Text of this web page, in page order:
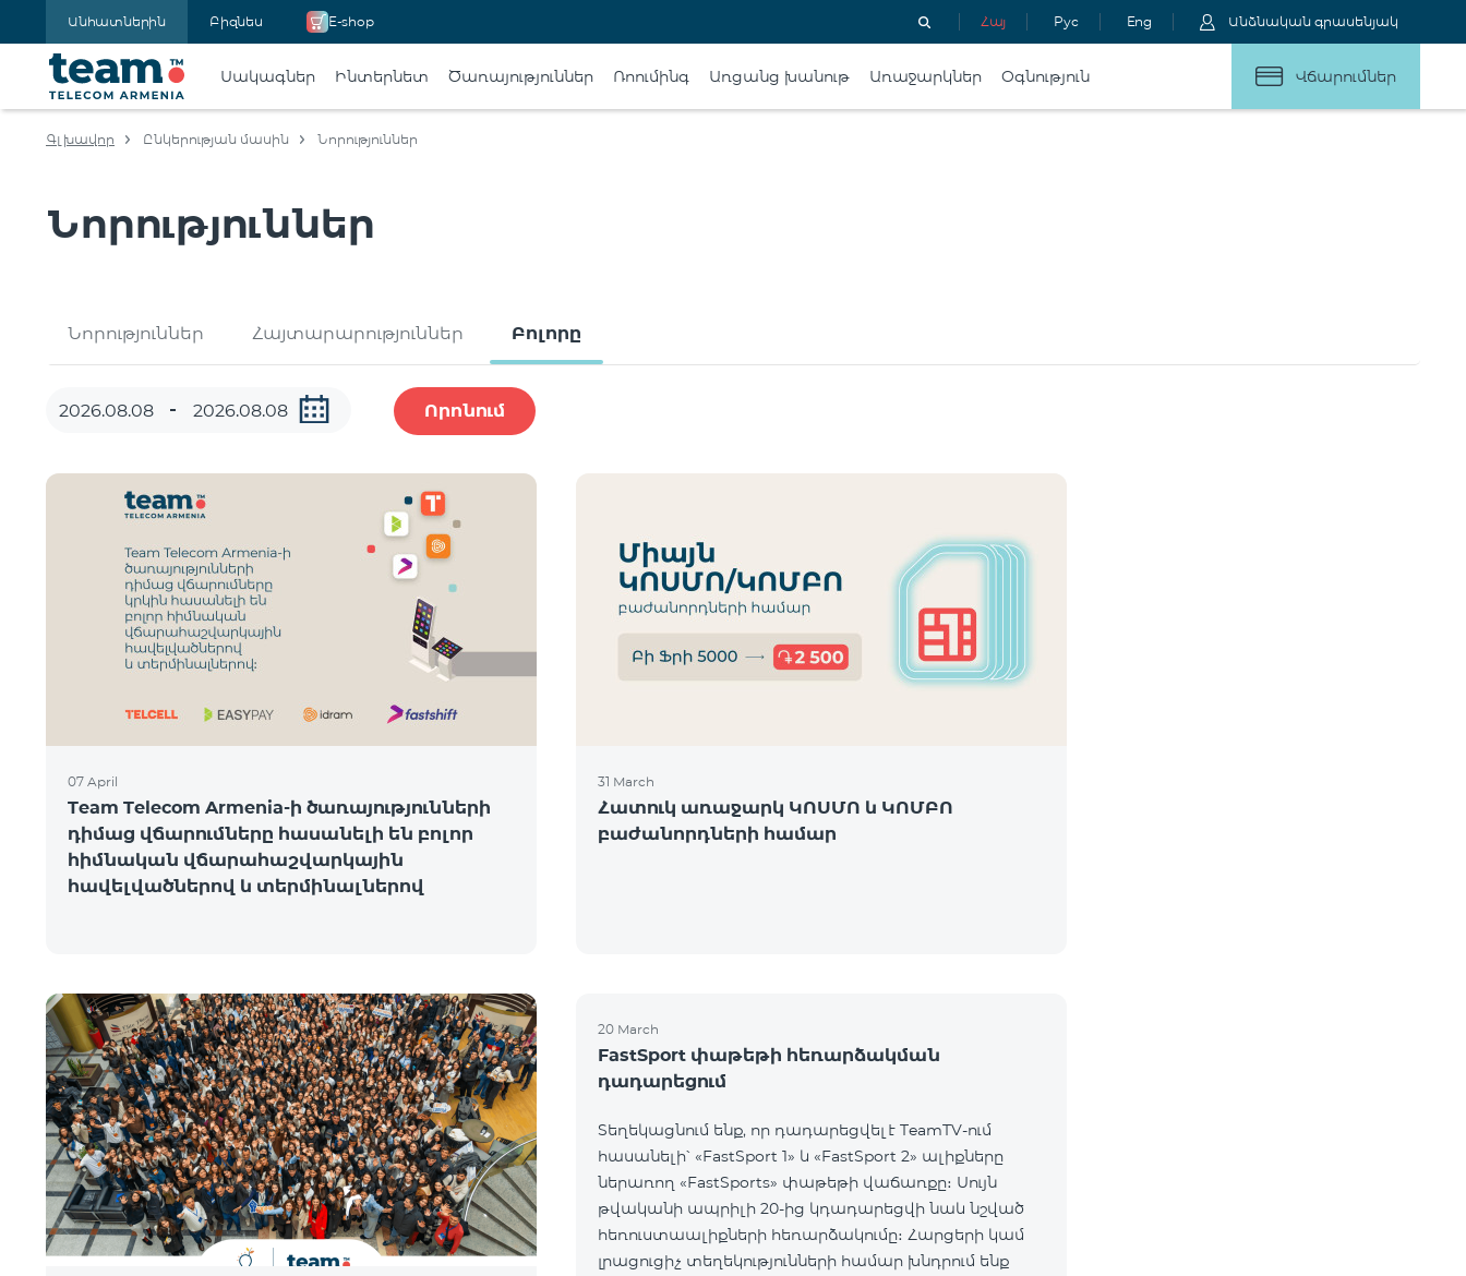
Անհատներին Բիզնես E-shop Հայ Рус Eng Անձնական գրասենյակ
Սակագներ Ինտերնետ Ծառայություններ Ռոումինգ Առցանց խանութ Առաջարկներ Օգնություն Վճարումներ
Գլխավոր Ընկերության մասին Նորություններ
Նորություններ
Նորություններ Հայտարարություններ Բոլորը
Որոնում
07 April
Team Telecom Armenia-ի ծառայությունների
դիմաց վճարումները հասանելի են բոլոր
հիմնական վճարահաշվարկային
հավելվածներով և տերմինալներով
31 March
Հատուկ առաջարկ ԿՈՍՄՈ և ԿՈՄԲՈ
բաժանորդների համար
20 March
FastSport փաթեթի հեռարձակման
դադարեցում
Տեղեկացնում ենք, որ դադարեցվել է TeamTV-ում
հասանելի՝ «FastSport 1» և «FastSport 2» ալիքները
ներառող «FastSports» փաթեթի վաճառքը։ Սույն
թվականի ապրիլի 20-ից կդադարեցվի նաև նշված
հեռուստաալիքների հեռարձակումը։ Հարցերի կամ
լրացուցիչ տեղեկությունների համար խնդրում ենք